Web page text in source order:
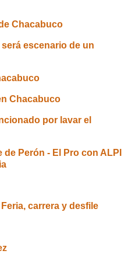
Chacabuco
escenario de un
Chacabuco
por lavar el
Perón - El Pro con ALPI
carrera y desfile